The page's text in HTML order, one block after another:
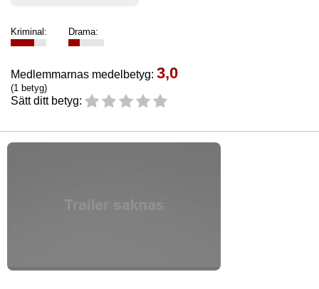
Kriminal: Drama:
Medlemmarnas medelbetyg: 3,0
(1 betyg)
Sätt ditt betyg: